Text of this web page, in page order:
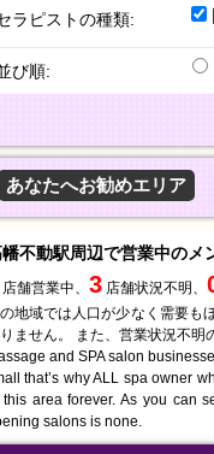
ラピストの種類:
び順:
あなたへお勧めエリア
不動駅周辺で営業中のメ
店舗営業中、 3 店舗状況不明、
地域では人口が少なく需要も
ません。 また、営業状況不明
and SPA salon
that’s why ALL spa owner
this area forever. As you can
salons is none.